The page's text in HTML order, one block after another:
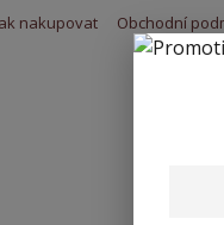
nakupovat Obchodní